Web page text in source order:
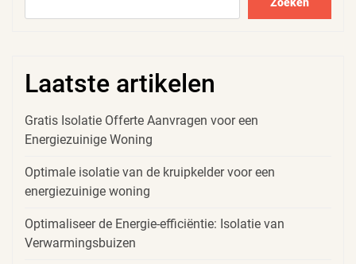
Laatste artikelen
Gratis Isolatie Offerte Aanvragen voor een
Energiezuinige Woning
Optimale isolatie van de kruipkelder voor een
energiezuinige woning
Optimaliseer de Energie-efficiëntie: Isolatie van
Verwarmingsbuizen